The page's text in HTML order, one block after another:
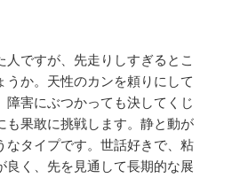
ですが、先走りしすぎるとこ
うか。天性のカンを頼りにして
障害にぶつかっても決してくじ
も果敢に挑戦します。静と動が
なタイプです。世話好きで、粘
良く、先を見通して長期的な展